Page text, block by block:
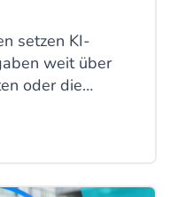
setzen KI-
weit über
oder die